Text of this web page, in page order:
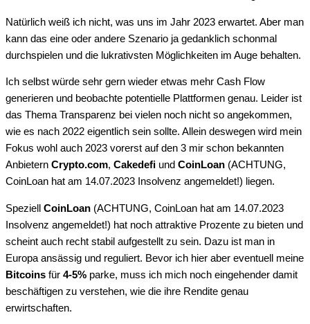
Natürlich weiß ich nicht, was uns im Jahr 2023 erwartet. Aber man
kann das eine oder andere Szenario ja gedanklich schonmal
durchspielen und die lukrativsten Möglichkeiten im Auge behalten.
Ich selbst würde sehr gern wieder etwas mehr Cash Flow
generieren und beobachte potentielle Plattformen genau. Leider ist
das Thema Transparenz bei vielen noch nicht so angekommen,
wie es nach 2022 eigentlich sein sollte. Allein deswegen wird mein
Fokus wohl auch 2023 vorerst auf den 3 mir schon bekannten
Anbietern Crypto.com, Cakedefi und CoinLoan (ACHTUNG,
CoinLoan hat am 14.07.2023 Insolvenz angemeldet!) liegen.
Speziell CoinLoan (ACHTUNG, CoinLoan hat am 14.07.2023
Insolvenz angemeldet!) hat noch attraktive Prozente zu bieten und
scheint auch recht stabil aufgestellt zu sein. Dazu ist man in
Europa ansässig und reguliert. Bevor ich hier aber eventuell meine
Bitcoins für 4-5% parke, muss ich mich noch eingehender damit
beschäftigen zu verstehen, wie die ihre Rendite genau
erwirtschaften.